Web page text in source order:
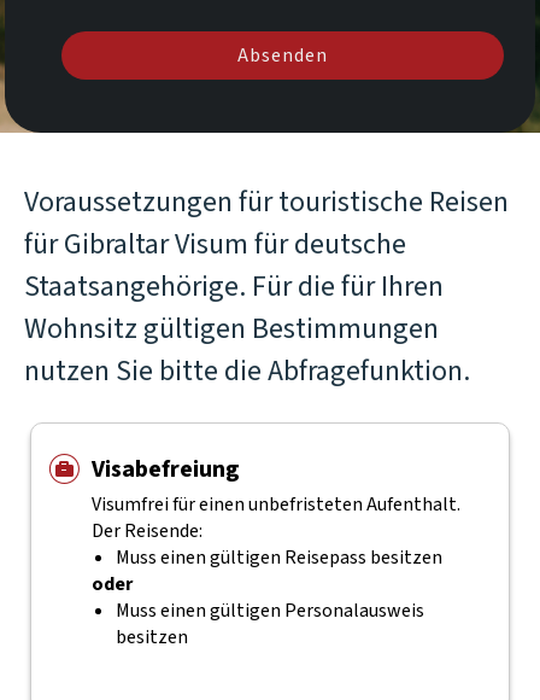
Absenden
Voraussetzungen für touristische Reisen
für Gibraltar Visum für deutsche
Staatsangehörige. Für die für Ihren
Wohnsitz gültigen Bestimmungen
nutzen Sie bitte die Abfragefunktion.
Visabefreiung
Visumfrei für einen unbefristeten Aufenthalt.
Der Reisende:
Muss einen gültigen Reisepass besitzen
oder
Muss einen gültigen Personalausweis
besitzen